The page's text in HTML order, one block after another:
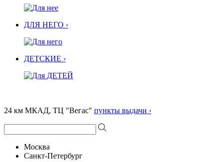
ДЛЯ НЕГО ›
ДЕТСКИЕ ›
24 км МКАД, ТЦ "Вегас" пункты выдачи ›
Москва
Санкт-Петербург